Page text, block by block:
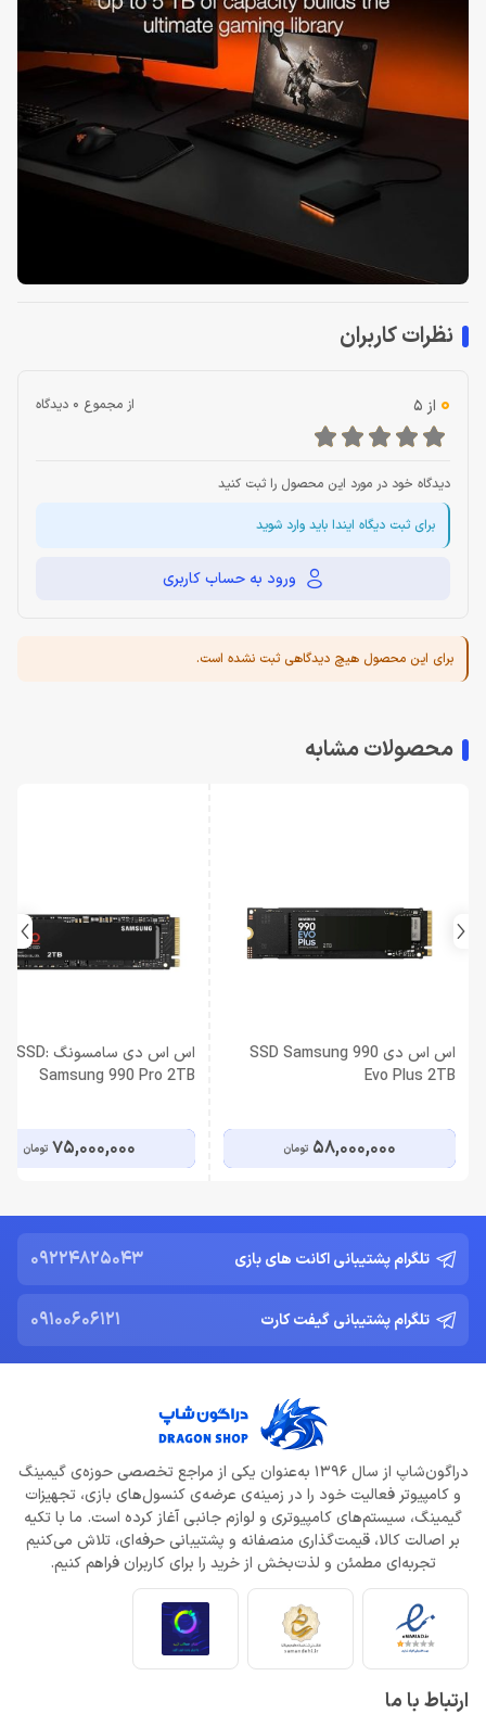
نظرات کاربران
0 از 5 از مجموع 0 دیدگاه
دیدگاه خود در مورد این محصول را ثبت کنید
برای ثبت دیگاه ایندا باید وارد شوید
ورود به حساب کاربری
برای این محصول هیچ دیدگاهی ثبت نشده است.
محصولات مشابه
اس اس دی SSD Samsung 990
Evo Plus 2TB
58,000,000 تومان
اس اس دی سامسونگ SSD:
Samsung 990 Pro 2TB
75,000,000 تومان
تلگرام پشتیبانی اکانت های بازی 09224825043
تلگرام پشتیبانی گیفت کارت 09100606121
دراگون‌شاپ از سال 1396 به‌عنوان یکی از مراجع تخصصی حوزه‌ی گیمینگ
و کامپیوتر فعالیت خود را در زمینه‌ی عرضه‌ی کنسول‌های بازی، تجهیزات
گیمینگ، سیستم‌های کامپیوتری و لوازم جانبی آغاز کرده است. ما با تکیه
بر اصالت کالا، قیمت‌گذاری منصفانه و پشتیبانی حرفه‌ای، تلاش می‌کنیم
تجربه‌ای مطمئن و لذت‌بخش از خرید را برای کاربران فراهم کنیم.
ارتباط با ما